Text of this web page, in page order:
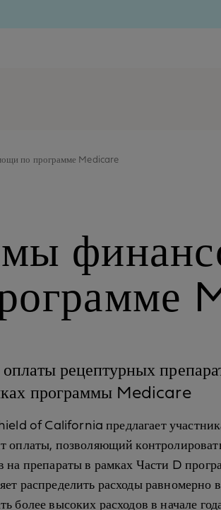
по программе Medicare
рецептурных
программы Medicare
of California предлагает
оплаты, позволяющий
на препараты в рамках Части D
распределить расходы равномерно
более высоких расходов в начале